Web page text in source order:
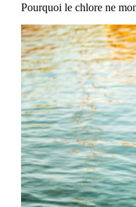
Pourquoi le chlore ne